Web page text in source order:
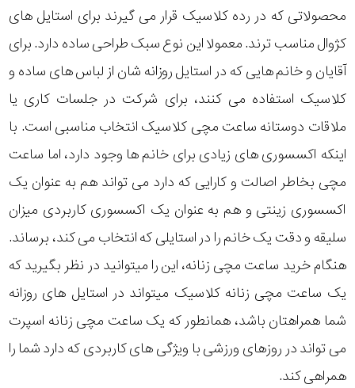
محصولاتی که در رده کلاسیک قرار می گیرند برای استایل های
کژوال مناسب ترند. معمولا این نوع سبک طراحی ساده دارد. برای
آقایان و خانم هایی که در استایل روزانه شان از لباس های ساده و
کلاسیک استفاده می کنند، برای شرکت در جلسات کاری یا
ملاقات دوستانه ساعت مچی کلاسیک انتخاب مناسبی است. با
اینکه اکسسوری های زیادی برای خانم ها وجود دارد، اما ساعت
مچی بخاطر اصالت و کارایی که دارد می تواند هم به عنوان یک
اکسسوری زینتی و هم به عنوان یک اکسسوری کاربردی میزان
سلیقه و دقت یک خانم را در استایلی که انتخاب می کند، برساند.
هنگام خرید ساعت مچی زنانه، این را میتوانید در نظر بگیرید که
یک ساعت مچی زنانه کلاسیک میتواند در استایل های روزانه
شما همراهتان باشد، همانطور که یک ساعت مچی زنانه اسپرت
می تواند در روزهای ورزشی با ویژگی های کاربردی که دارد شما را
همراهی کند.